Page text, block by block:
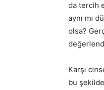
da tercih
aynı mı
olsa?
Karşı
bu